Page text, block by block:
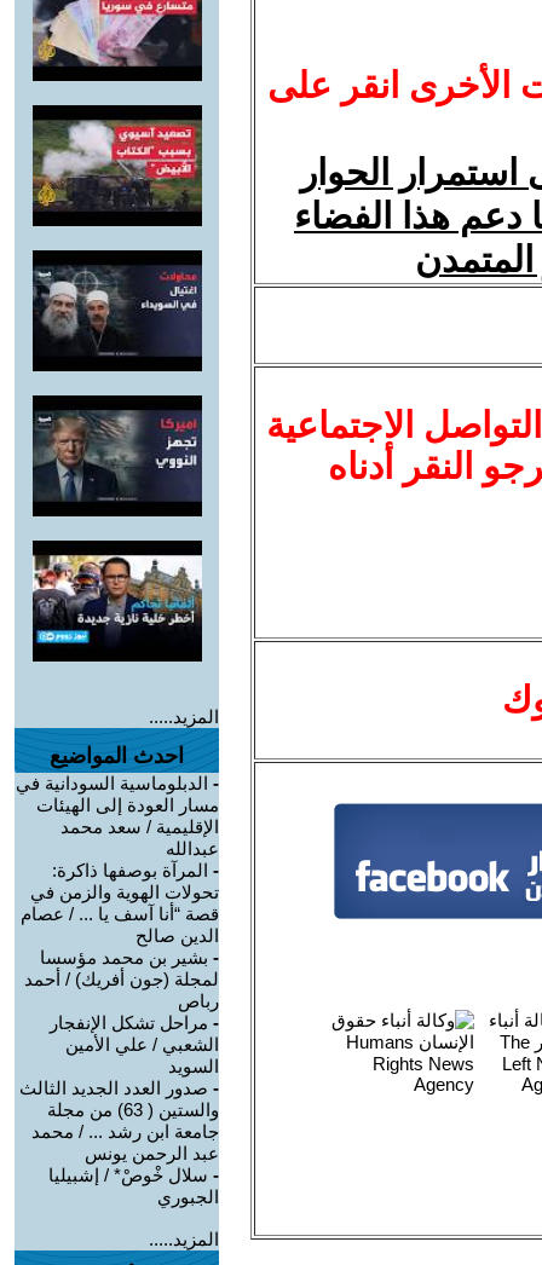
الأخرى انقر على
الحوار
دعم هذا الفضاء
الاجتماعية
النقر أدناه
المزيد.....
احدث المواضيع
- الدبلوماسية السودانية في
مسار العودة إلى الهيئات
الإقليمية / سعد محمد
عبدالله
- المرآة بوصفها ذاكرة:
تحولات الهوية والزمن في
قصة “أنا آسف يا ... / عصام
الدين صالح
- بشير بن محمد مؤسسا
لمجلة (جون أفريك) / أحمد
رباص
- مراحل تشكل الإنفجار
الشعبي / علي الأمين
السويد
- صدور العدد الجديد الثالث
والستين ( 63) من مجلة
جامعة ابن رشد ... / محمد
عبد الرحمن يونس
- سلال خْوصْ* / إشبيليا
الجبوري
المزيد.....